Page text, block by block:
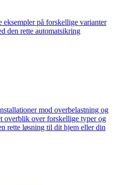
eksempler på forskellige varianter
den rette automatsikring
mod overbelastning og
overblik over forskellige typer og
rette løsning til dit hjem eller din